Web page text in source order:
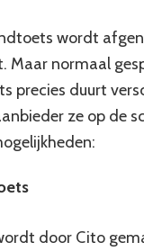
wordt
Maar normaal
precies duurt
ze op de
door Cito